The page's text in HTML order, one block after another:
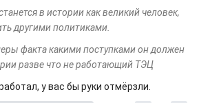
в истории как великий человек,
другими политиками.
факта какими поступками он должен
разве что не работающий ТЭЦ
у вас бы руки отмёрзли.